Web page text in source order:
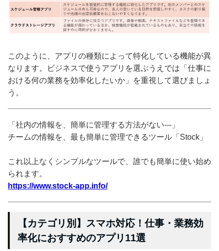
このように、アプリの種類によって特化している機能が異
なります。ビジネスで使うアプリを選ぶうえでは「仕事に
おける何の業務を効率化したいか」を重視して選びましょ
う。
「社内の情報を、簡単に管理する方法がない---」
チームの情報を、最も簡単に管理できるツール「Stock」
これ以上なくシンプルなツールで、誰でも簡単に使い始め
られます。
https://www.stock-app.info/
【カテゴリ別】スマホ対応！仕事・業務効
率化におすすめのアプリ11選